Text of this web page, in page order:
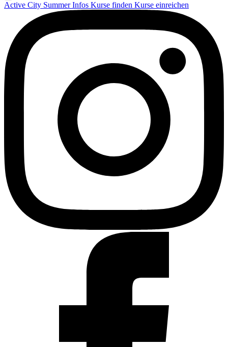
Active City SummerInfos Kurse finden Kurse einreichen